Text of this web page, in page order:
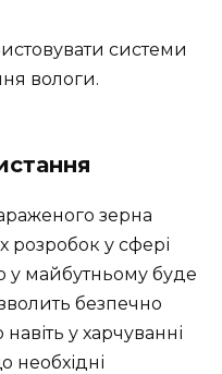
системи
вологи.
зерна
розробок у сфері
майбутньому буде
безпечно
у харчуванні
необхідні